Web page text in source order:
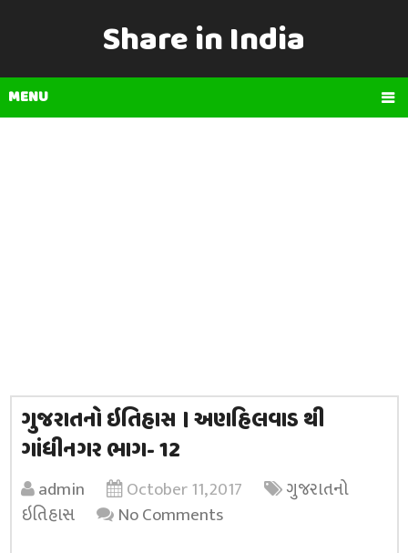
Share in India
MENU
ગુજરાતનો ઇતિહાસ । અણહિલવાડ થી
ગાંધીનગર ભાગ- 12
admin October 11, 2017
ગુજરાતનો
ઇતિહાસ
No Comments